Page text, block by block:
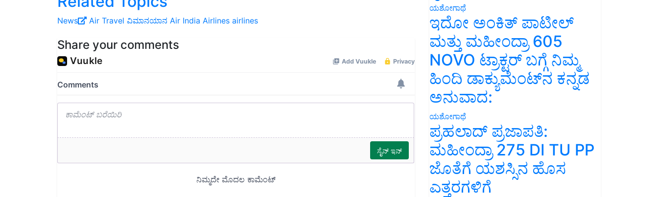
News Air Travel ವಿಮಾನಯಾನ ಯಶೋಗಾಥೆ
ಇದೋ ಅಂಕಿತ್ ಪಾಟೀಲ್
ಮತ್ತು ಮಹೀಂದ್ರಾ 605
NOVO ಟ್ರಾಕ್ಟರ್ ಬಗ್ಗೆ ನಿಮ್ಮ
ಹಿಂದಿ ಡಾಕ್ಯುಮೆಂಟ್‌ನ ಕನ್ನಡ
ಅನುವಾದ:
ಯಶೋಗಾಥೆ
ಪ್ರಹಲಾದ್ ಪ್ರಜಾಪತಿ:
ಮಹೀಂದ್ರಾ 275 DI TU PP
ಜೊತೆಗೆ ಯಶಸ್ಸಿನ ಹೊಸ
ಎತ್ತರಗಳಿಗೆ